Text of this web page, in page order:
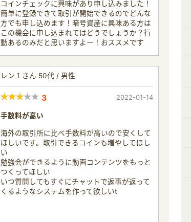
コインチェックに興味があり申し込みました！
簡単に登録できて取引が開始できるのでどんな
方でも申し込めます！暗号資産に興味ある方は
この機会に申し込まれてはどうでしょうか？行
動あるのみだと思いますよー！おススメです
レン１さん 50代 / 男性
3 2022-01-14
手数料が高い
海外の取引所に比べ手数料が高いので安くして
ほしいです。取引できるコインも増やしてほし
い
勉強会ができるように動画コンテンツをもっと
つくってほしい
いつ質問してもすぐにチャットで返事が返って
くるようなシステムを作って欲しいt